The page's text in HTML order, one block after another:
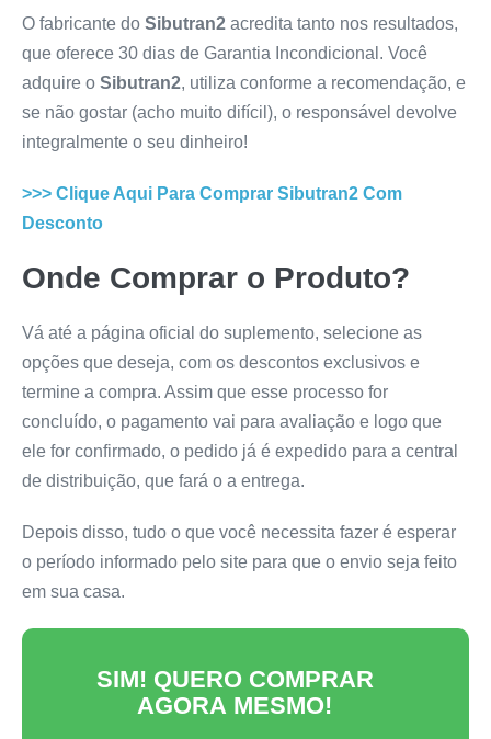
O fabricante do Sibutran2 acredita tanto nos resultados,
que oferece 30 dias de Garantia Incondicional. Você
adquire o Sibutran2, utiliza conforme a recomendação, e
se não gostar (acho muito difícil), o responsável devolve
integralmente o seu dinheiro!
>>> Clique Aqui Para Comprar Sibutran2 Com
Desconto
Onde Comprar o Produto?
Vá até a página oficial do suplemento, selecione as
opções que deseja, com os descontos exclusivos e
termine a compra. Assim que esse processo for
concluído, o pagamento vai para avaliação e logo que
ele for confirmado, o pedido já é expedido para a central
de distribuição, que fará o a entrega.
Depois disso, tudo o que você necessita fazer é esperar
o período informado pelo site para que o envio seja feito
em sua casa.
SIM! QUERO COMPRAR
AGORA MESMO!